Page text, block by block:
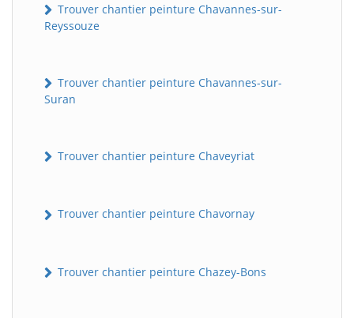
Trouver chantier peinture Chavannes-sur-
Reyssouze
Trouver chantier peinture Chavannes-sur-
Suran
Trouver chantier peinture Chaveyriat
Trouver chantier peinture Chavornay
Trouver chantier peinture Chazey-Bons